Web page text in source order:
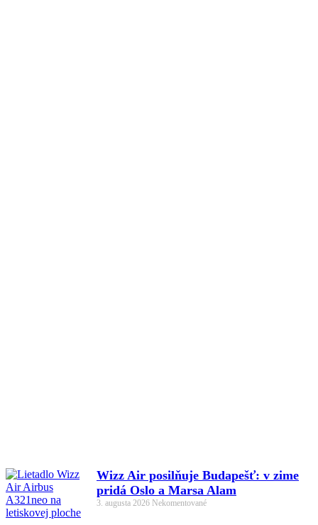
Wizz Air posilňuje Budapešť: v zime
pridá Oslo a Marsa Alam
3. augusta 2026 Nekomentované